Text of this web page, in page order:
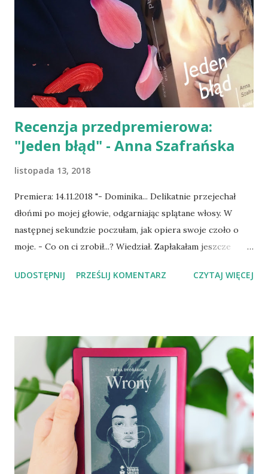
Recenzja przedpremierowa:
"Jeden błąd" - Anna Szafrańska
listopada 13, 2018
Premiera: 14.11.2018 "- Dominika... Delikatnie przejechał
dłońmi po mojej głowie, odgarniając splątane włosy. W
następnej sekundzie poczułam, jak opiera swoje czoło o
moje. - Co on ci zrobił...? Wiedział. Zapłakałam jeszcze
ramionach. Przez chwilę moim naturalnym odruchem była
przekazać, że przy nim nic złego mnie nie spotka... a ja mu
wierzyłam. Fala nagłego poczucia bezpieczeństwa spłynęła
po mnie niczym strumień gorącej wody, ogrzewając moje
zlodowaciałe ciało. Staliśmy w tym uścisku, dopóki moje
drżenie nie ustało. - Idziemy na policję - szepnął mi do
ucha, a na karku poczułam kojący dotyk jego dłoni. - Nie -
powtórzyłam wyraźniej." - fragment powieści. Trochę
prywaty na początek: niewiele jest książek, w których
UDOSTĘPNIJ PRZEŚLIJ KOMENTARZ CZYTAJ WIĘCEJ